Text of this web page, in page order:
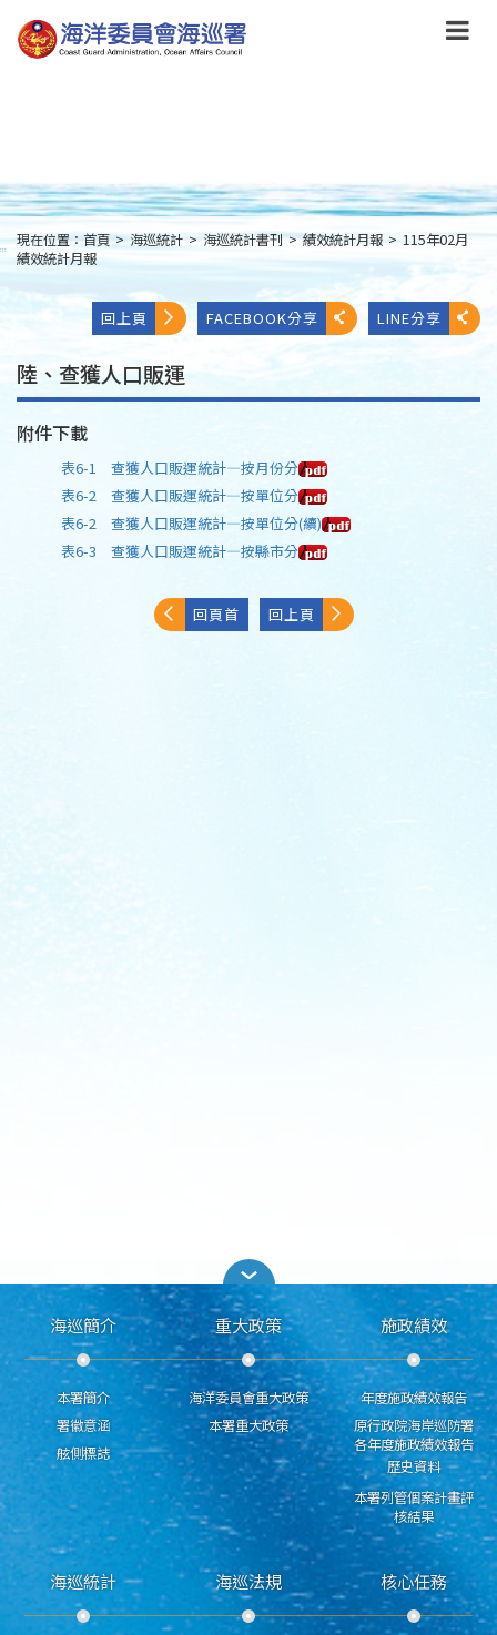
到
主
:::
現在位置： 首頁 > 海巡統計 > 海巡統計書刊 > 績效統計月報 > 115年02月
績效統計月報
回上頁 FACEBOOK分享 LINE分享
陸、查獲人口販運
附件下載
表6-1 查獲人口販運統計—按月份分
表6-2 查獲人口販運統計—按單位分
表6-2 查獲人口販運統計—按單位分(續)
表6-3 查獲人口販運統計—按縣市分
回頁首 回上頁
海巡簡介
本署簡介
署徽意涵
舷側標誌
重大政策
海洋委員會重大政策
本署重大政策
施政績效
年度施政績效報告
原行政院海岸巡防署
各年度施政績效報告
歷史資料
本署列管個案計畫評
核結果
海巡統計 海巡法規 核心任務